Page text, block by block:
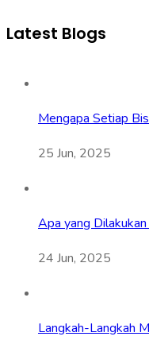
Latest Blogs
Mengapa Setiap
25 Jun, 2025
Apa yang
24 Jun, 2025
Langkah-Langkah